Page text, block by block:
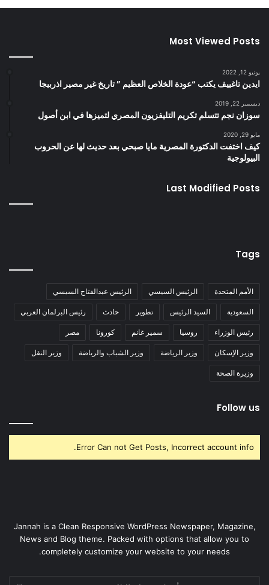
Most Viewed Posts
يونيو 12, 2022
ايدين تاغييف يكتب “عودة الخلاص العظيم ” تاريخ غير مصير اذربيجا
ديسمبر 22, 2019
سوزان نجم تتسلم تكريم التليفزيون المصري لتميزها في ابن أصول
مايو 29, 2020
كيف اختفت الدكتورة المصرية مايا صبحي بعد حديث لها عن الحروب
البيولوجية
Last Modified Posts
Tags
الأمم المتحدة الرئيس السيسي الرئيس عبدالفتاح السيسي
السعودية السيد الرئيس تطوير حادث رئيس البرلمان العربي
رئيس الوزراء روسيا سمير غانم كورونا مصر
وزير الإسكان وزير الرياضة وزير الشباب والرياضة وزير النقل
وزيرة الصحة
Follow us
Error Can not Get Posts, Incorrect account info.
Jannah is a Clean Responsive WordPress Newspaper, Magazine,
News and Blog theme. Packed with options that allow you to
completely customize your website to your needs.